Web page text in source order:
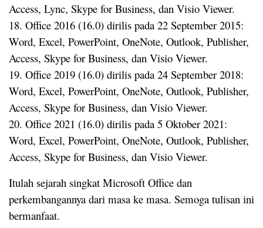
Access, Lync, Skype for Business, dan Visio Viewer.
18. Office 2016 (16.0) dirilis pada 22 September 2015:
Word, Excel, PowerPoint, OneNote, Outlook, Publisher,
Access, Skype for Business, dan Visio Viewer.
19. Office 2019 (16.0) dirilis pada 24 September 2018:
Word, Excel, PowerPoint, OneNote, Outlook, Publisher,
Access, Skype for Business, dan Visio Viewer.
20. Office 2021 (16.0) dirilis pada 5 Oktober 2021:
Word, Excel, PowerPoint, OneNote, Outlook, Publisher,
Access, Skype for Business, dan Visio Viewer.
Itulah sejarah singkat Microsoft Office dan
perkembangannya dari masa ke masa. Semoga tulisan ini
bermanfaat.